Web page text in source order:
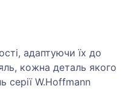
адаптуючи їх до
кожна деталь якого
серії W.Hoffmann